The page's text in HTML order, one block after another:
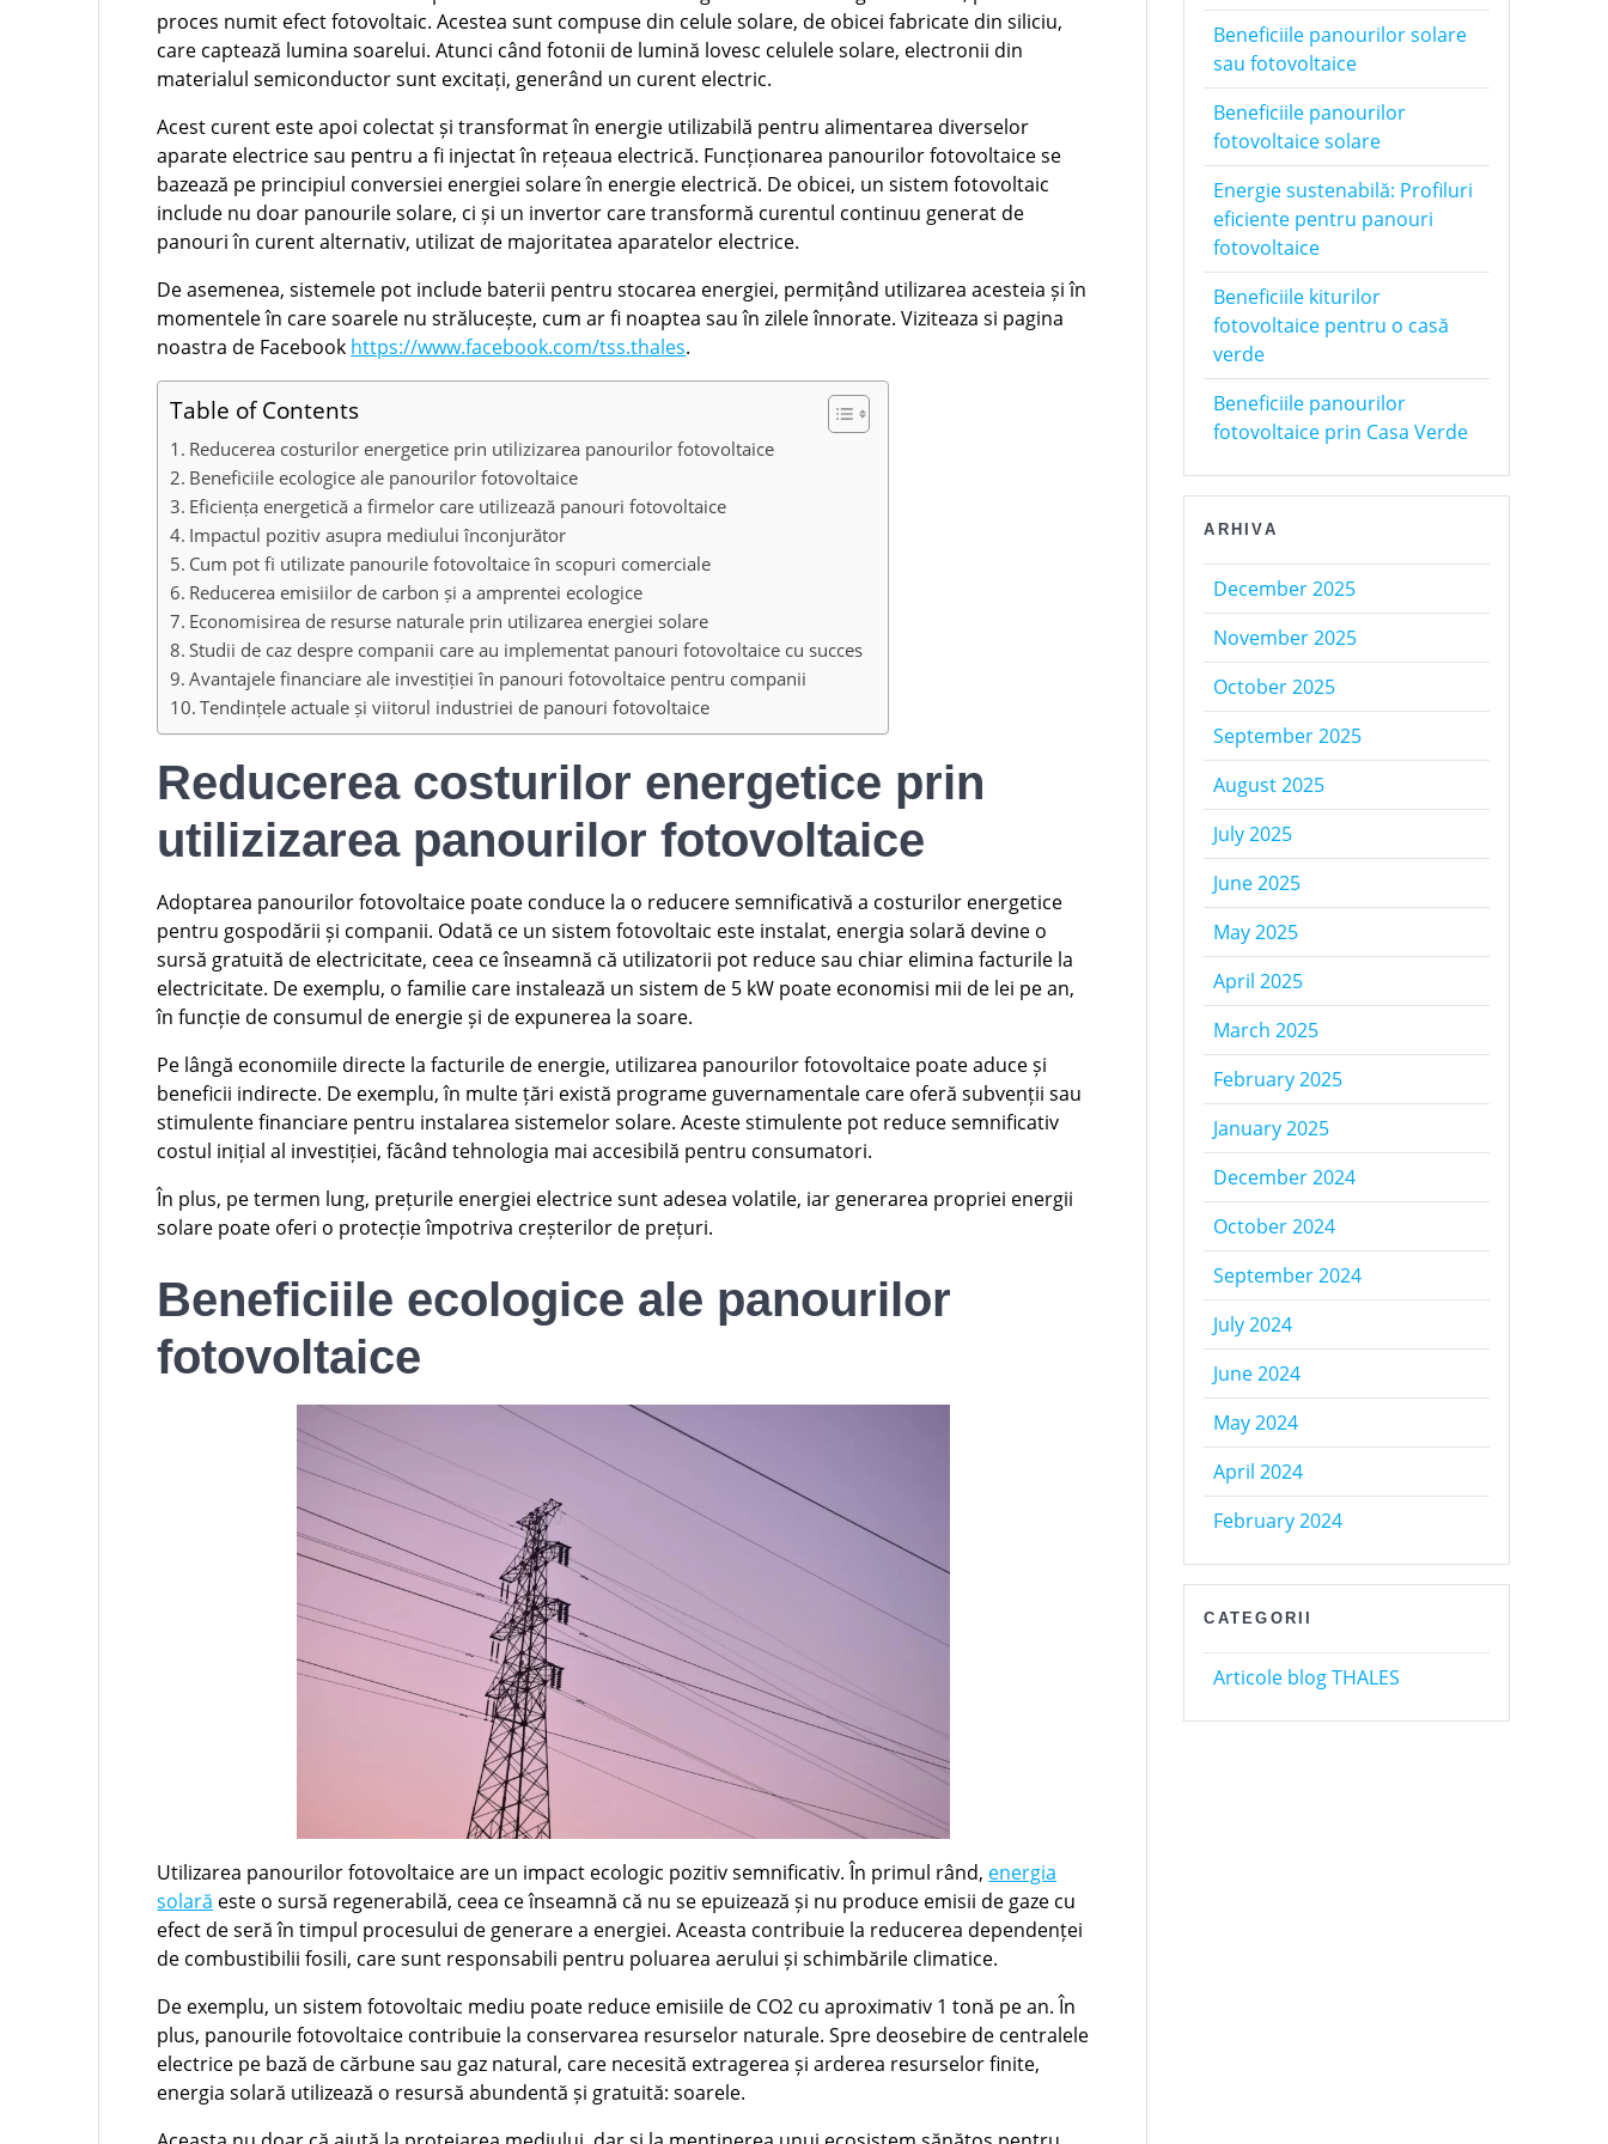
proces numit efect fotovoltaic. Acestea sunt compuse din celule solare, de obicei fabricate din siliciu,
care captează lumina soarelui. Atunci când fotonii de lumină lovesc celulele solare, electronii din
materialul semiconductor sunt excitați, generând un curent electric.
Acest curent este apoi colectat și transformat în energie utilizabilă pentru alimentarea diverselor
aparate electrice sau pentru a fi injectat în rețeaua electrică. Funcționarea panourilor fotovoltaice se
bazează pe principiul conversiei energiei solare în energie electrică. De obicei, un sistem fotovoltaic
include nu doar panourile solare, ci și un invertor care transformă curentul continuu generat de
panouri în curent alternativ, utilizat de majoritatea aparatelor electrice.
De asemenea, sistemele pot include baterii pentru stocarea energiei, permițând utilizarea acesteia și în
momentele în care soarele nu strălucește, cum ar fi noaptea sau în zilele înnorate. Viziteaza si pagina
noastra de Facebook https://www.facebook.com/tss.thales.
Table of Contents
Reducerea costurilor energetice prin utilizizarea panourilor fotovoltaice
Beneficiile ecologice ale panourilor fotovoltaice
Eficiența energetică a firmelor care utilizează panouri fotovoltaice
Impactul pozitiv asupra mediului înconjurător
Cum pot fi utilizate panourile fotovoltaice în scopuri comerciale
Reducerea emisiilor de carbon și a amprentei ecologice
Economisirea de resurse naturale prin utilizarea energiei solare
Studii de caz despre companii care au implementat panouri fotovoltaice cu succes
Avantajele financiare ale investiției în panouri fotovoltaice pentru companii
Tendințele actuale și viitorul industriei de panouri fotovoltaice
Reducerea costurilor energetice prin
utilizizarea panourilor fotovoltaice
Adoptarea panourilor fotovoltaice poate conduce la o reducere semnificativă a costurilor energetice
pentru gospodării și companii. Odată ce un sistem fotovoltaic este instalat, energia solară devine o
sursă gratuită de electricitate, ceea ce înseamnă că utilizatorii pot reduce sau chiar elimina facturile la
electricitate. De exemplu, o familie care instalează un sistem de 5 kW poate economisi mii de lei pe an,
în funcție de consumul de energie și de expunerea la soare.
Pe lângă economiile directe la facturile de energie, utilizarea panourilor fotovoltaice poate aduce și
beneficii indirecte. De exemplu, în multe țări există programe guvernamentale care oferă subvenții sau
stimulente financiare pentru instalarea sistemelor solare. Aceste stimulente pot reduce semnificativ
costul inițial al investiției, făcând tehnologia mai accesibilă pentru consumatori.
În plus, pe termen lung, prețurile energiei electrice sunt adesea volatile, iar generarea propriei energii
solare poate oferi o protecție împotriva creșterilor de prețuri.
Beneficiile ecologice ale panourilor
fotovoltaice
Utilizarea panourilor fotovoltaice are un impact ecologic pozitiv semnificativ. În primul rând, energia
solară este o sursă regenerabilă, ceea ce înseamnă că nu se epuizează și nu produce emisii de gaze cu
efect de seră în timpul procesului de generare a energiei. Aceasta contribuie la reducerea dependenței
de combustibilii fosili, care sunt responsabili pentru poluarea aerului și schimbările climatice.
De exemplu, un sistem fotovoltaic mediu poate reduce emisiile de CO2 cu aproximativ 1 tonă pe an. În
plus, panourile fotovoltaice contribuie la conservarea resurselor naturale. Spre deosebire de centralele
electrice pe bază de cărbune sau gaz natural, care necesită extragerea și arderea resurselor finite,
energia solară utilizează o resursă abundentă și gratuită: soarele.
Beneficiile panourilor solare
sau fotovoltaice
Beneficiile panourilor
fotovoltaice solare
Energie sustenabilă: Profiluri
eficiente pentru panouri
fotovoltaice
Beneficiile kiturilor
fotovoltaice pentru o casă
verde
Beneficiile panourilor
fotovoltaice prin Casa Verde
ARHIVA
December 2025
November 2025
October 2025
September 2025
August 2025
July 2025
June 2025
May 2025
April 2025
March 2025
February 2025
January 2025
December 2024
October 2024
September 2024
July 2024
June 2024
May 2024
April 2024
February 2024
CATEGORII
Articole blog THALES